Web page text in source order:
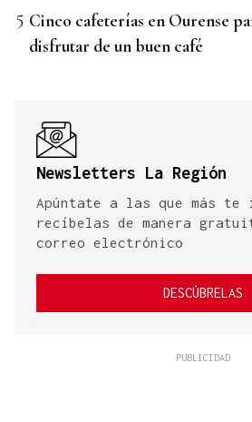
Cinco cafeterías en Ourense
disfrutar de un buen café
Newsletters La Región
Apúntate a las que más te
recíbelas de manera
correo electrónico
DESCÚBRELAS